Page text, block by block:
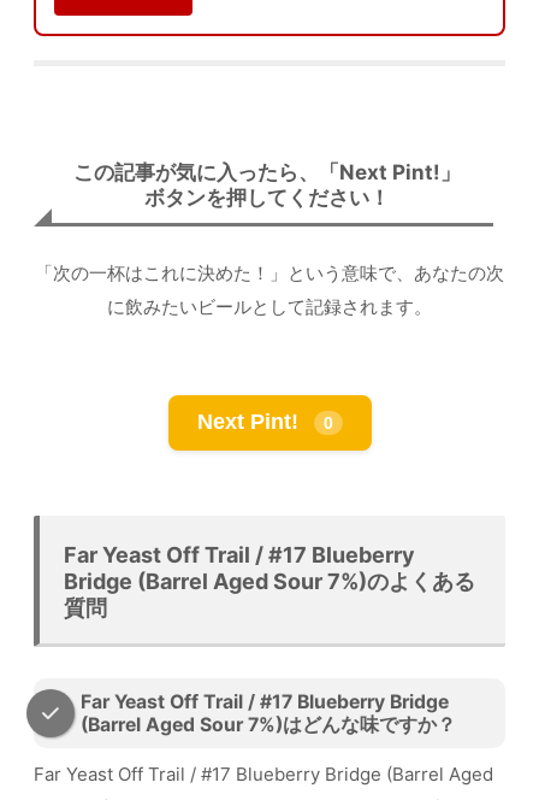
この記事が気に入ったら、「Next Pint!」
ボタンを押してください！
「次の一杯はこれに決めた！」という意味で、あなたの次
に飲みたいビールとして記録されます。
Next Pint! 0
Far Yeast Off Trail / #17 Blueberry
Bridge (Barrel Aged Sour 7%)のよくある
質問
Far Yeast Off Trail / #17 Blueberry Bridge
(Barrel Aged Sour 7%)はどんな味ですか？
Far Yeast Off Trail / #17 Blueberry Bridge (Barrel Aged